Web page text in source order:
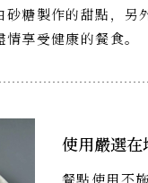
糖製作的甜點，另
享受健康的餐食。
使用嚴選
餐點使用不